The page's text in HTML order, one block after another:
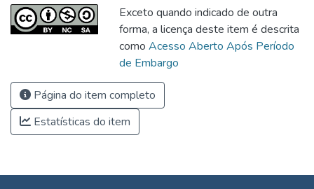
Exceto quando indicado de outra
forma, a licença deste item é descrita
como Acesso Aberto Após Período
de Embargo
Página do item completo
Estatísticas do item